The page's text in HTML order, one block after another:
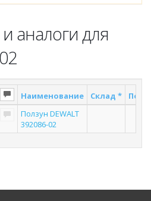
аналоги для
Наименование Склад *
Ползун DEWALT
392086-02